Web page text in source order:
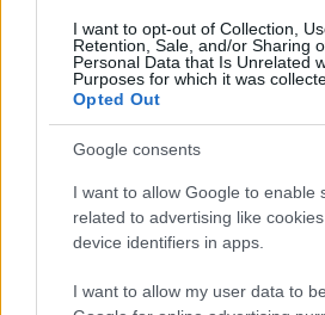
I want to opt-out of Collection,
Retention, Sale, and/or Sharing
Personal Data that Is Unrelated
Purposes for which it was
Opted Out
Google consents
I want to allow Google to enable
related to advertising like
device identifiers in apps.
I want to allow my user data to
Egészségtudományi és
Karával együttműködve –
szegedi vállalkozás.
A közlemény szerint a 630
összköltségű projekt során